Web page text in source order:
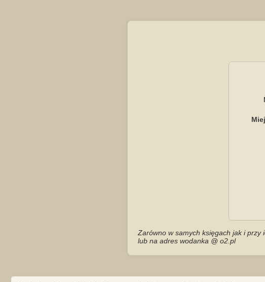
Zarówno w samych księgach jak i przy
lub na adres wodanka @ o2.pl